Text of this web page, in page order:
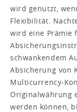
wird genutzt,
Flexibilität.
wird eine Prämie
schwankendem
Absicherung von
Multicurrency-
Originalwährung
werden können,